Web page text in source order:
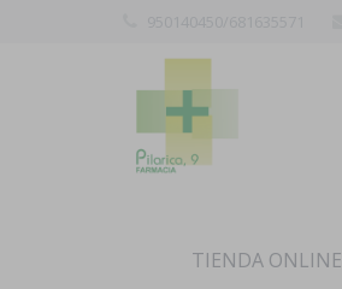
TIENDA ONLINE